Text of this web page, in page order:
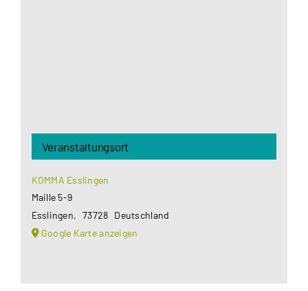
Veranstaltungsort
KOMMA Esslingen
Maille 5-9
Esslingen, 73728 Deutschland
Google Karte anzeigen